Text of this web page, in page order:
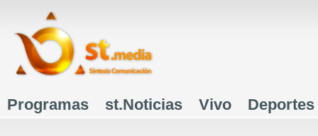
Menú principal
Programas st.Noticias Vivo Deportes